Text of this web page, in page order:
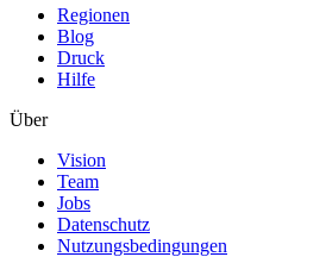
Regionen
Blog
Druck
Hilfe
Über
Vision
Team
Jobs
Datenschutz
Nutzungsbedingungen